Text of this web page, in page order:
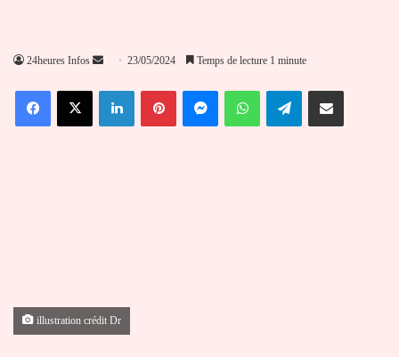
24heures Infos
Envoyer
courriel
23/05/2024 Temps de lecture 1 minute
FacebookX LinkedinPinterestMessengerWhatsAppTelegramPartager par email
illustration crédit Dr